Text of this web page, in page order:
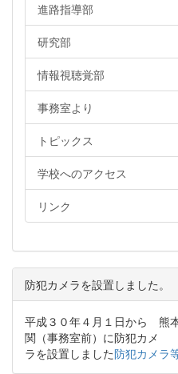
進路指導部
研究部
情報視聴覚部
事務室より
トピックス
学校へのアクセス
リンク
防犯カメラを設置しました。
平成３０年４月１日から 熊
関（事務室前）に防犯カメ
ラを設置しました防犯カメラ